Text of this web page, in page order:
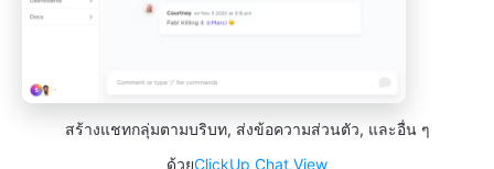
สร้างแชทกลุ่มตามบริบท, ส่งข้อความส่วนตัว, และอื่น ๆ
ด้วยClickUp Chat View